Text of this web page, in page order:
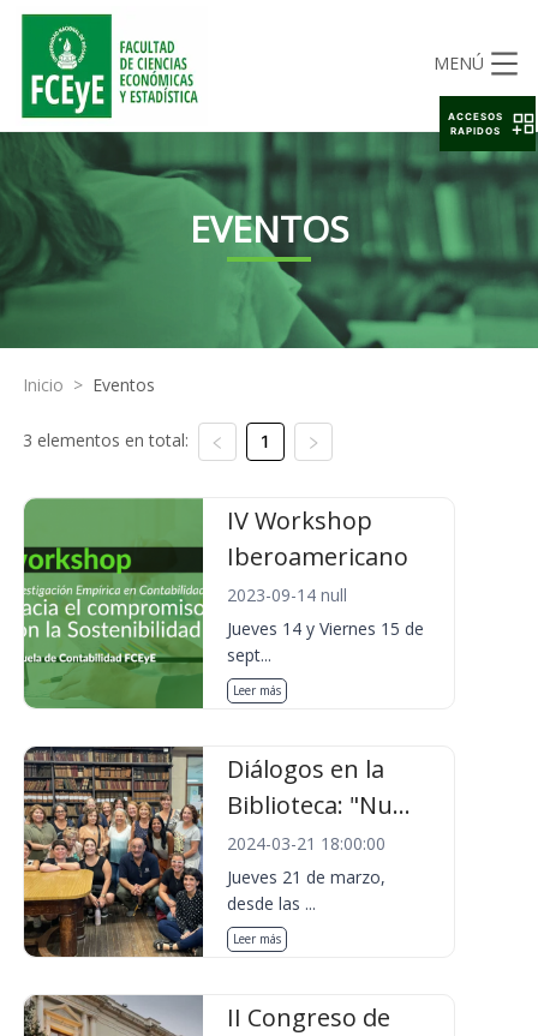
MENÚ
EVENTOS
Inicio > Eventos
3 elementos en total: 1
IV Workshop
Iberoamericano
2023-09-14 null
Jueves 14 y Viernes 15 de
sept...
Leer más
Diálogos en la
Biblioteca: "Nu...
2024-03-21 18:00:00
Jueves 21 de marzo,
desde las ...
Leer más
II Congreso de
ACCESOS
RAPIDOS